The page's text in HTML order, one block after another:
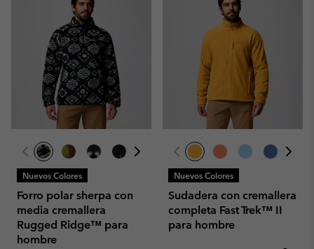
Nuevos Colores
Forro polar sherpa con
media cremallera
Rugged Ridge™ para
hombre
Nuevos Colores
Sudadera con cremallera
completa Fast Trek™ II
para hombre